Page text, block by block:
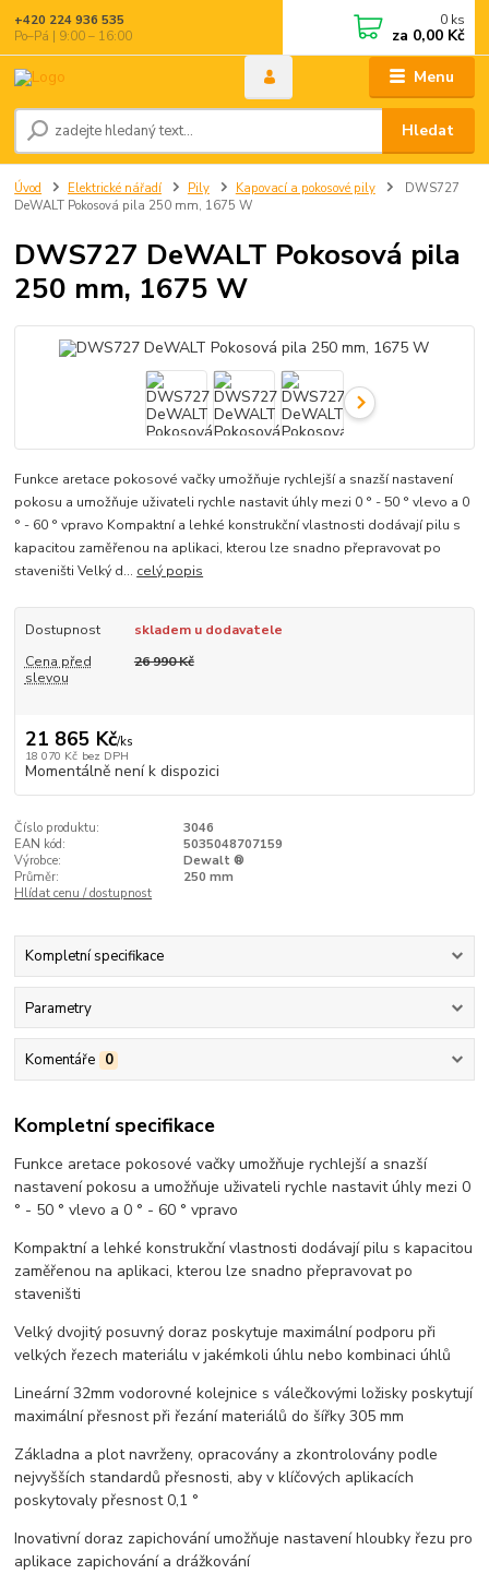
Menu
Hledat
+420 224 936 535
Po–Pá | 9:00 – 16:00
0 ks
za 0,00 Kč
Úvod Elektrické nářadí Pily Kapovací a pokosové pily
DWS727
DeWALT Pokosová pila 250 mm, 1675 W
DWS727 DeWALT Pokosová pila
250 mm, 1675 W
Funkce aretace pokosové vačky umožňuje rychlejší a snazší nastavení
pokosu a umožňuje uživateli rychle nastavit úhly mezi 0 ° - 50 ° vlevo a 0
° - 60 ° vpravo Kompaktní a lehké konstrukční vlastnosti dodávají pilu s
kapacitou zaměřenou na aplikaci, kterou lze snadno přepravovat po
staveništi Velký d... celý popis
Dostupnost
skladem u dodavatele
Cena před
slevou
26 990 Kč
21 865 Kč/ks
18 070 Kč bez DPH
Momentálně není k dispozici
Číslo produktu:
3046
EAN kód:
5035048707159
Výrobce:
Dewalt ®
Průměr:
250 mm
Hlídat cenu / dostupnost
Kompletní specifikace
Parametry
Komentáře 0
Kompletní specifikace
Funkce aretace pokosové vačky umožňuje rychlejší a snazší
nastavení pokosu a umožňuje uživateli rychle nastavit úhly mezi 0
° - 50 ° vlevo a 0 ° - 60 ° vpravo
Kompaktní a lehké konstrukční vlastnosti dodávají pilu s kapacitou
zaměřenou na aplikaci, kterou lze snadno přepravovat po
staveništi
Velký dvojitý posuvný doraz poskytuje maximální podporu při
velkých řezech materiálu v jakémkoli úhlu nebo kombinaci úhlů
Lineární 32mm vodorovné kolejnice s válečkovými ložisky poskytují
maximální přesnost při řezání materiálů do šířky 305 mm
Základna a plot navrženy, opracovány a zkontrolovány podle
nejvyšších standardů přesnosti, aby v klíčových aplikacích
poskytovaly přesnost 0,1 °
Inovativní doraz zapichování umožňuje nastavení hloubky řezu pro
aplikace zapichování a drážkování